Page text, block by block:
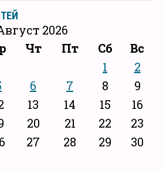
2026
Чт Пт Сб Вс
1
2
6 7 8
9
13 14 15
16
20 21 22
23
27 28 29
30